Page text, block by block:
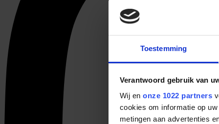
Toestemming
Verantwoord gebruik van
Wij en onze 1022 partners
cookies om informatie op
metingen aan advertenties